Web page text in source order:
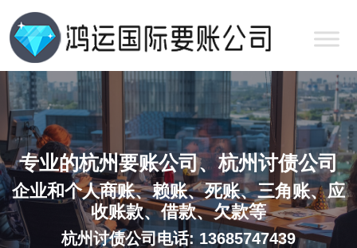
专业的杭州要账公司、杭州讨债公司
企业和个人商账、赖账、死账、三角账、应
收账款、借款、欠款等
杭州讨债公司电话: 13685747439